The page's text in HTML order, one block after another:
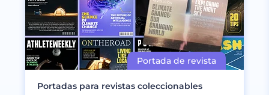
Portadas para revistas coleccionables